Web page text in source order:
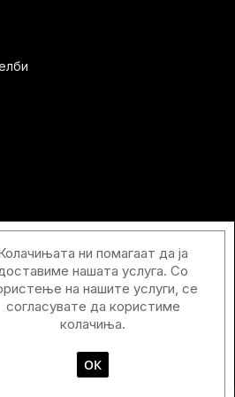
with
ни помагаат да ја
нашата услуга. Со
на нашите услуги, се
согласувате да користиме
колачиња.
ОК